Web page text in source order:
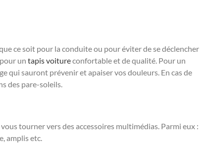
ce soit pour la conduite ou pour éviter de se déclencher
un tapis voitureconfortable et de qualité. Pour un
qui sauront prévenir et apaiser vos douleurs. En cas de
des pare-soleils.
tourner vers des accessoires multimédias. Parmi eux :
amplis etc.